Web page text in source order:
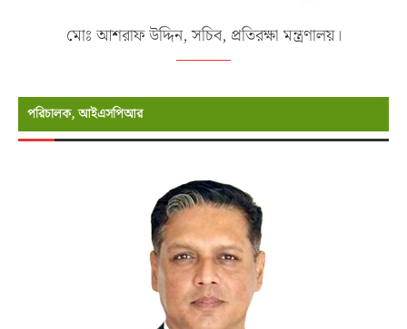
মোঃ আশরাফ উদ্দিন, সচিব, প্রতিরক্ষা মন্ত্রণালয়।
পরিচালক, আইএসপিআর